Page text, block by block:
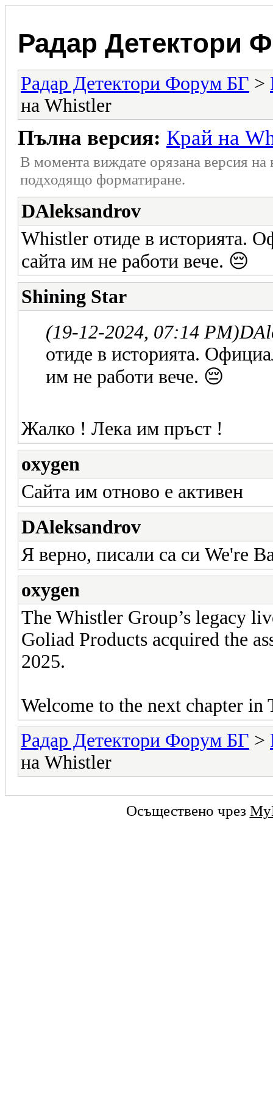
Радар Детектори
Радар Детектори Форум БГ >
на Whistler
Пълна версия: Край на
В момента виждате орязана версия
подходящо форматиране.
DAleksandrov
Whistler отиде в историята.
сайта им не работи вече. 😔
Shining Star
(19-12-2024, 07:14 PM)
отиде в историята.
им не работи вече. 😔
Жалко ! Лека им пръст !
oxygen
Сайта им отново е активен
DAleksandrov
Я верно, писали са си We're
oxygen
The Whistler Group’s legacy
Goliad Products acquired the
2025.
Welcome to the next chapter
Радар Детектори Форум БГ >
на Whistler
Осъществено чрез